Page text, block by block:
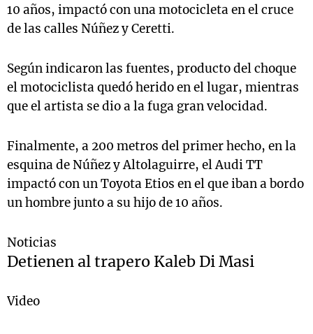
10 años, impactó con una motocicleta en el cruce
de las calles Núñez y Ceretti.
Según indicaron las fuentes, producto del choque
el motociclista quedó herido en el lugar, mientras
que el artista se dio a la fuga gran velocidad.
Finalmente, a 200 metros del primer hecho, en la
esquina de Núñez y Altolaguirre, el Audi TT
impactó con un Toyota Etios en el que iban a bordo
un hombre junto a su hijo de 10 años.
Noticias
Detienen al trapero Kaleb Di Masi
Video